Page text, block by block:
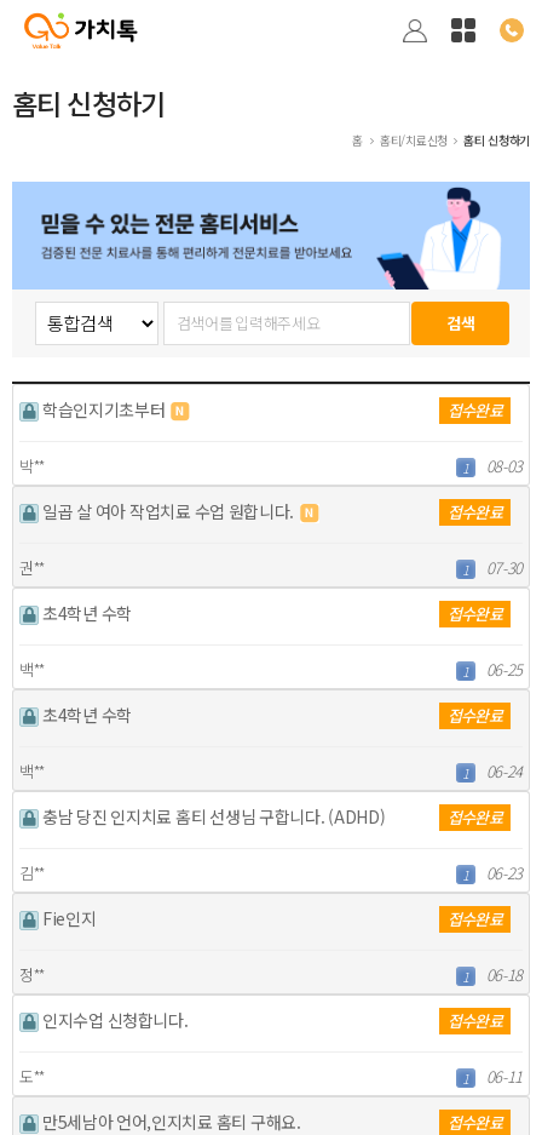
홈티 신청하기
홈 홈티/치료신청 홈티 신청하기
학습인지기초부터 접수완료
박** 1 08-03
일곱 살 여아 작업치료 수업 원합니다. 접수완료
권** 1 07-30
초4학년 수학 접수완료
백** 1 06-25
초4학년 수학 접수완료
백** 1 06-24
충남 당진 인지치료 홈티 선생님 구합니다. (ADHD) 접수완료
김** 1 06-23
Fie인지 접수완료
정** 1 06-18
인지수업 신청합니다. 접수완료
도** 1 06-11
만5세남아 언어,인지치료 홈티 구해요. 접수완료